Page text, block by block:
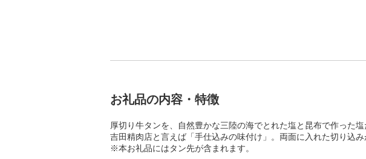
お礼品の内容・特徴
厚切り牛タンを、自然豊かな三陸の海でとれた塩と昆布で作った塩
吉田精肉店と言えば「手仕込みの味付け」。両面に入れた切り込
※本お礼品にはタン先が含まれます。